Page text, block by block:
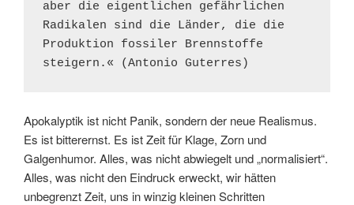
aber die eigentlichen gefährlichen
Radikalen sind die Länder, die die
Produktion fossiler Brennstoffe
steigern.« (Antonio Guterres)
Apokalyptik ist nicht Panik, sondern der neue Realismus.
Es ist bitterernst. Es ist Zeit für Klage, Zorn und
Galgenhumor. Alles, was nicht abwiegelt und „normalisiert“.
Alles, was nicht den Eindruck erweckt, wir hätten
unbegrenzt Zeit, uns in winzig kleinen Schritten